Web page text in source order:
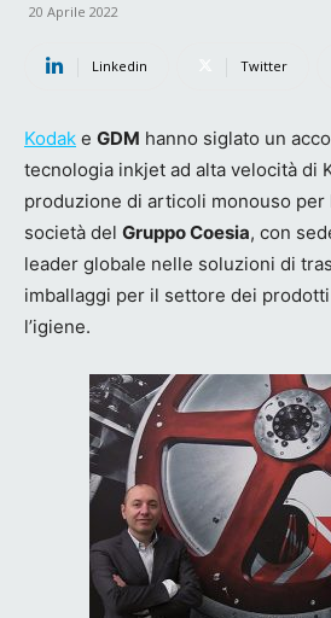
20 Aprile 2022
Linkedin Twitter
Kodak e GDM hanno siglato un
tecnologia inkjet ad alta velocità di
produzione di articoli monouso per
società del Gruppo Coesia, con
leader globale nelle soluzioni di
imballaggi per il settore dei
l’igiene.